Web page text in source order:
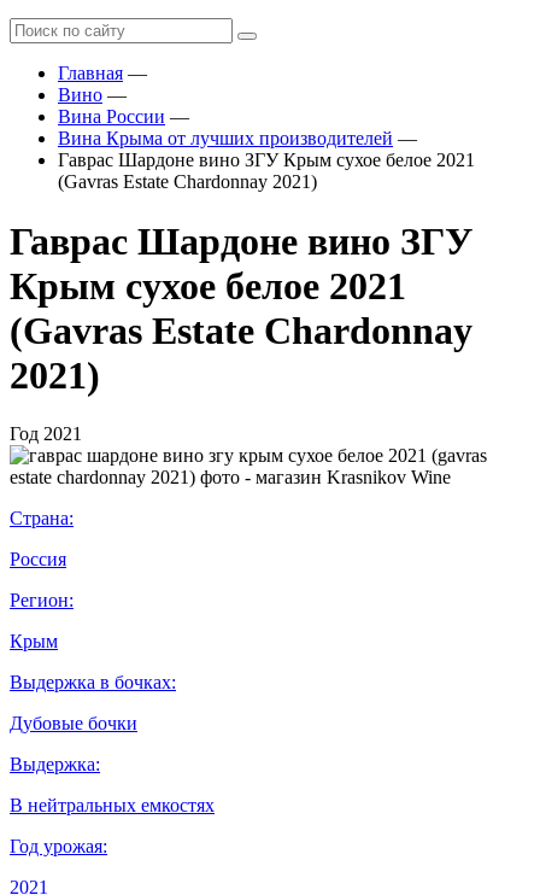
Главная —
Вино —
Вина России —
Вина Крыма от лучших производителей —
Гаврас Шардоне вино ЗГУ Крым сухое белое 2021
(Gavras Estate Chardonnay 2021)
Гаврас Шардоне вино ЗГУ
Крым сухое белое 2021
(Gavras Estate Chardonnay
2021)
Год 2021
Страна:
Россия
Регион:
Крым
Выдержка в бочках:
Дубовые бочки
Выдержка:
В нейтральных емкостях
Год урожая:
2021